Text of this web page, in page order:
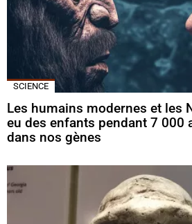
SCIENCE
Les humains modernes et les
eu des enfants pendant 7 000
dans nos gènes